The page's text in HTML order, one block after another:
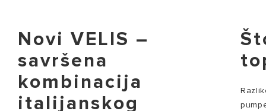
Novi VELIS –
savršena
kombinacija
italijanskog